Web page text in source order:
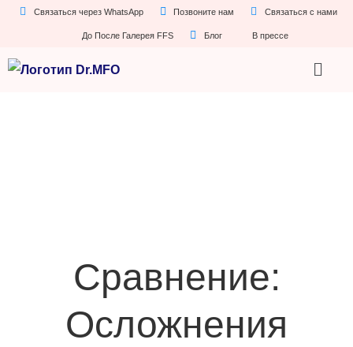
Связаться через WhatsApp Позвоните нам Связаться с нами
До После Галерея FFS Блог В прессе
Сравнение:
Осложнения